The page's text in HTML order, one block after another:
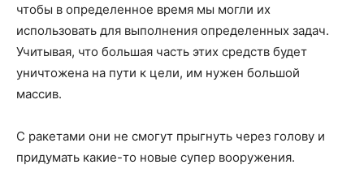
чтобы в определенное время мы могли их
использовать для выполнения определенных задач.
Учитывая, что большая часть этих средств будет
уничтожена на пути к цели, им нужен большой
массив.
С ракетами они не смогут прыгнуть через голову и
придумать какие-то новые супер вооружения.